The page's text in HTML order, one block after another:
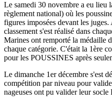
Le samedi 30 novembre a eu lieu
règlement national) où les
figures imposées devant les
classement s'est réalisé dans
Marines ont remporté la médaille
chaque catégorie. C'était la 1ère
pour les POUSSINES après
Le dimanche 1er décembre s'est
compétition par niveau pour
nageuses ont pu valider leur